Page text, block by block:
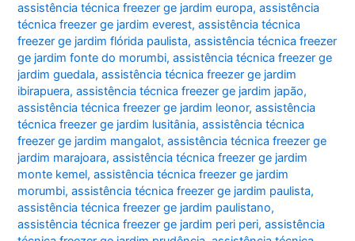
assistência técnica freezer ge jardim europa,assistência
técnica freezer ge jardim everest,assistência técnica
freezer ge jardim flórida paulista,assistência técnica freezer
ge jardim fonte do morumbi,assistência técnica freezer ge
jardim guedala,assistência técnica freezer ge jardim
ibirapuera,assistência técnica freezer ge jardim japão,
assistência técnica freezer ge jardim leonor,assistência
técnica freezer ge jardim lusitânia,assistência técnica
freezer ge jardim mangalot,assistência técnica freezer ge
jardim marajoara,assistência técnica freezer ge jardim
monte kemel,assistência técnica freezer ge jardim
morumbi,assistência técnica freezer ge jardim paulista,
assistência técnica freezer ge jardim paulistano,
assistência técnica freezer ge jardim peri peri,assistência